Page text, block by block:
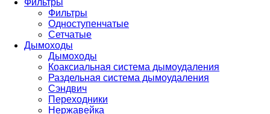
Фильтры
Фильтры
Одноступенчатые
Сетчатые
Дымоходы
Дымоходы
Коаксиальная система дымоудаления
Раздельная система дымоудаления
Сэндвич
Переходники
Нержавейка